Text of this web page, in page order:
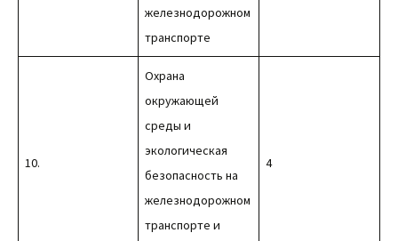
железнодорожном
транспорте
10.
Охрана
окружающей
среды и
экологическая
безопасность на
железнодорожном
транспорте и
4